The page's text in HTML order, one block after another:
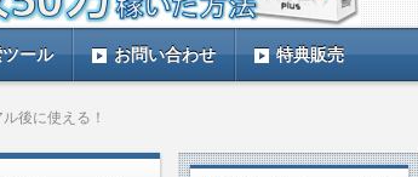
ール お問い合わせ 特典販売
後に使える！